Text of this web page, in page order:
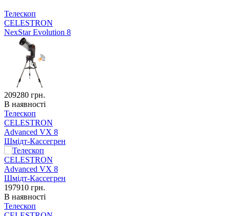
Телескоп
CELESTRON
NexStar Evolution 8
209280 грн.
В наявності
Телескоп
CELESTRON
Advanced VX 8
Шмідт-Кассегрен
197910 грн.
В наявності
Телескоп